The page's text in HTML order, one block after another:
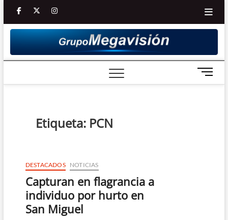
Saltar
contenido
facebooktwitter
Youtube
instagram
B
o
Etiqueta: PCN
DESTACADOS NOTICIAS
Capturan en flagrancia a
individuo por hurto en
San Miguel